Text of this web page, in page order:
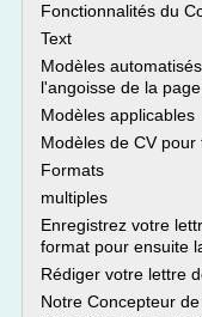
Fonctionnalités du
Text
Modèles
l'angoisse de la
Modèles applicables
Modèles de CV pour
Formats
multiples
Enregistrez votre
format pour ensuite
Rédiger votre lettre
Notre Concepteur